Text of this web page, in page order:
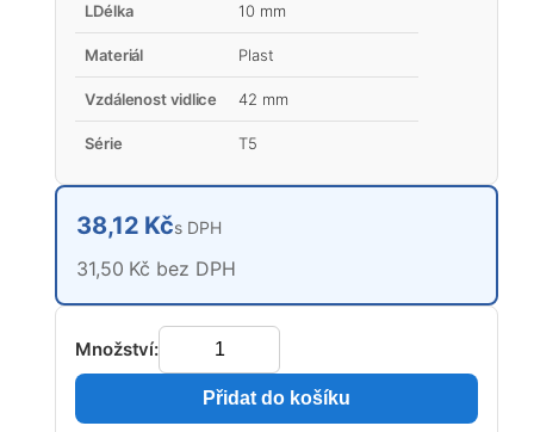
LDélka 10 mm
Materiál Plast
Vzdálenost vidlice 42 mm
Série T5
38,12 Kčs DPH
31,50 Kč bez DPH
Množství:
Přidat do košíku